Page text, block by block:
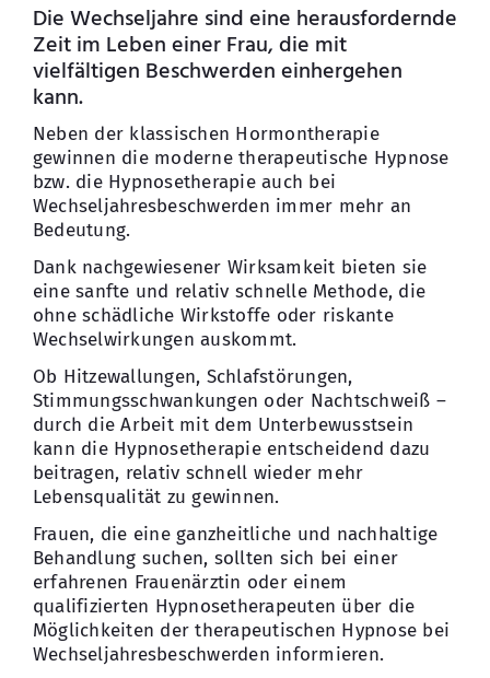
Die Wechseljahre sind eine herausfordernde
Zeit im Leben einer Frau, die mit
vielfältigen Beschwerden einhergehen
kann.
Neben der klassischen Hormontherapie
gewinnen die moderne therapeutische Hypnose
bzw. die Hypnosetherapie auch bei
Wechseljahresbeschwerden immer mehr an
Bedeutung.
Dank nachgewiesener Wirksamkeit bieten sie
eine sanfte und relativ schnelle Methode, die
ohne schädliche Wirkstoffe oder riskante
Wechselwirkungen auskommt.
Ob Hitzewallungen, Schlafstörungen,
Stimmungsschwankungen oder Nachtschweiß –
durch die Arbeit mit dem Unterbewusstsein
kann die Hypnosetherapie entscheidend dazu
beitragen, relativ schnell wieder mehr
Lebensqualität zu gewinnen.
Frauen, die eine ganzheitliche und nachhaltige
Behandlung suchen, sollten sich bei einer
erfahrenen Frauenärztin oder einem
qualifizierten Hypnosetherapeuten über die
Möglichkeiten der therapeutischen Hypnose bei
Wechseljahresbeschwerden informieren.